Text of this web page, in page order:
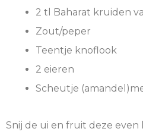
2 tl Baharat kruiden
Zout/peper
Teentje knoflook
2 eieren
Scheutje
Snij de ui en fruit deze